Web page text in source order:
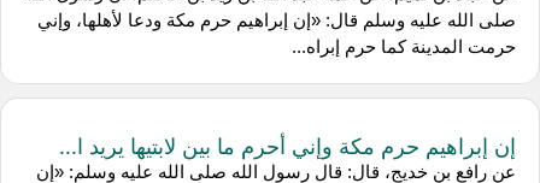
صلى الله عليه وسلم قال: «إن إبراهيم حرم مكة ودعا لأهلها، وإني
حرمت المدينة كما حرم إبراه...
إن إبراهيم حرم مكة وإني أحرم ما بين لابتيها يريد ا...
عن رافع بن خديج، قال: قال رسول الله صلى الله عليه وسلم: «إن